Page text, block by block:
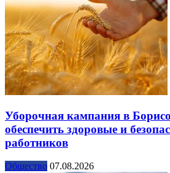
Уборочная кампания в
обеспечить здоровые и
работников
Общество 07.08.2026